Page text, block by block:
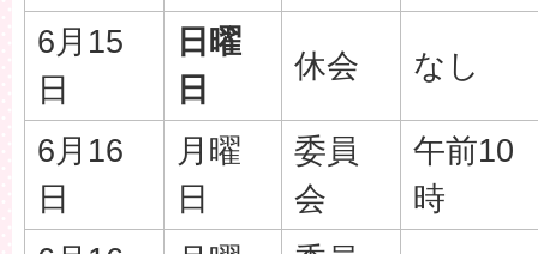
6月15
日
日曜
日
休会 なし
6月16
日
月曜
日
委員
会
午前10
時